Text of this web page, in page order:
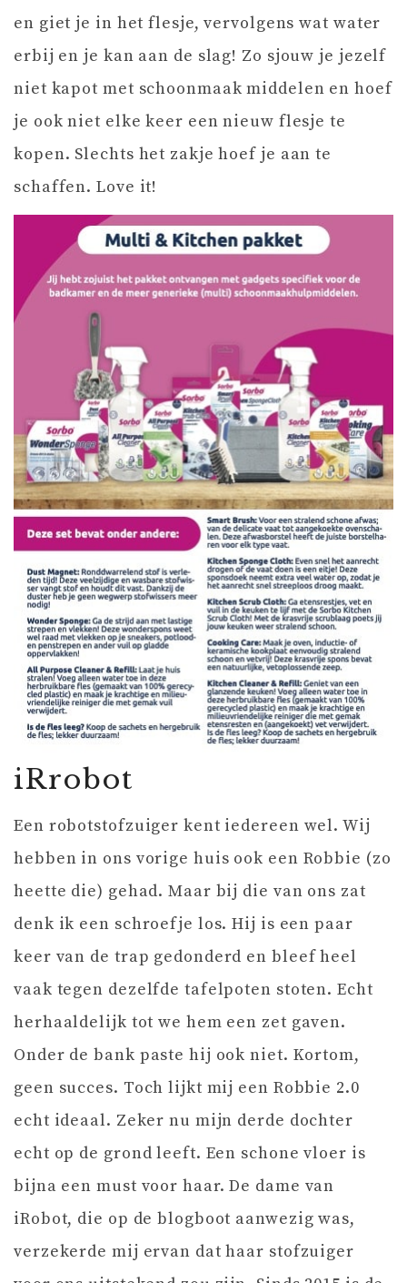
en giet je in het flesje, vervolgens wat water
erbij en je kan aan de slag! Zo sjouw je jezelf
niet kapot met schoonmaak middelen en hoef
je ook niet elke keer een nieuw flesje te
kopen. Slechts het zakje hoef je aan te
schaffen. Love it!
iRrobot
Een robotstofzuiger kent iedereen wel. Wij
hebben in ons vorige huis ook een Robbie (zo
heette die) gehad. Maar bij die van ons zat
denk ik een schroefje los. Hij is een paar
keer van de trap gedonderd en bleef heel
vaak tegen dezelfde tafelpoten stoten. Echt
herhaaldelijk tot we hem een zet gaven.
Onder de bank paste hij ook niet. Kortom,
geen succes. Toch lijkt mij een Robbie 2.0
echt ideaal. Zeker nu mijn derde dochter
echt op de grond leeft. Een schone vloer is
bijna een must voor haar. De dame van
iRobot, die op de blogboot aanwezig was,
verzekerde mij ervan dat haar stofzuiger